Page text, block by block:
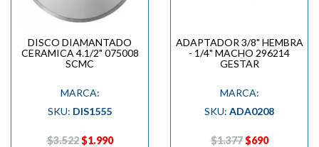
DISCO DIAMANTADO
CERAMICA 4.1/2" 075008
SCMC
MARCA:
SKU: DIS1555
$3.522 $1.990
ADAPTADOR 3/8" HEMBRA
- 1/4" MACHO 296214
GESTAR
MARCA:
SKU: ADA0208
$1.377 $690